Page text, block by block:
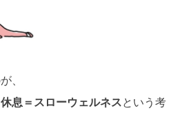
、
息＝スローウェルネスという考